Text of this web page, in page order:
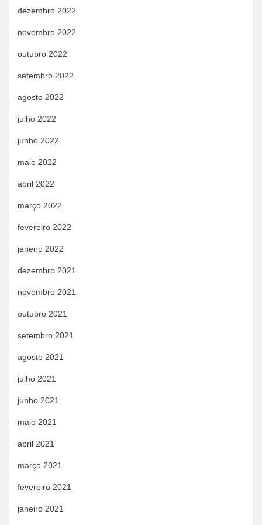
dezembro 2022
novembro 2022
outubro 2022
setembro 2022
agosto 2022
julho 2022
junho 2022
maio 2022
abril 2022
março 2022
fevereiro 2022
janeiro 2022
dezembro 2021
novembro 2021
outubro 2021
setembro 2021
agosto 2021
julho 2021
junho 2021
maio 2021
abril 2021
março 2021
fevereiro 2021
janeiro 2021